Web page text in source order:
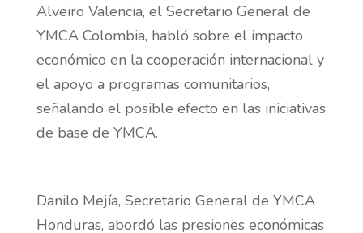
Alveiro Valencia, el Secretario General de
YMCA Colombia, habló sobre el impacto
económico en la cooperación internacional y
el apoyo a programas comunitarios,
señalando el posible efecto en las iniciativas
de base de YMCA.
Danilo Mejía, Secretario General de YMCA
Honduras, abordó las presiones económicas